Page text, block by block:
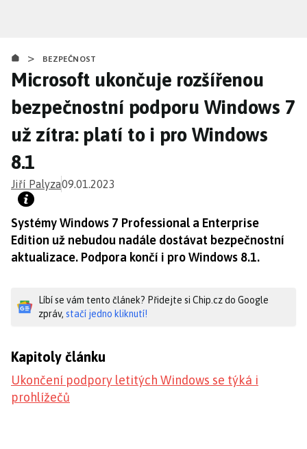
obsahu
> BEZPEČNOST
Microsoft ukončuje rozšířenou
bezpečnostní podporu Windows 7
už zítra: platí to i pro Windows
8.1
Jiří Palyza09.01.2023
Systémy Windows 7 Professional a Enterprise
Edition už nebudou nadále dostávat bezpečnostní
aktualizace. Podpora končí i pro Windows 8.1.
Líbí se vám tento článek? Přidejte si Chip.cz do Google
zpráv, stačí jedno kliknutí!
Kapitoly článku
Ukončení podpory letitých Windows se týká i
prohlížečů